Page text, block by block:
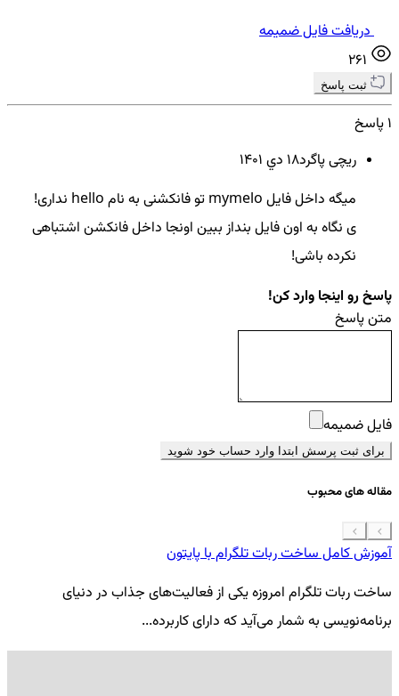
دریافت فایل ضمیمه
ثبت پاسخ
1 پاسخ
ریچی پاگرد18 دي ۱۴۰۱
میگه داخل فایل mymelo تو فانکشنی به نام hello نداری!
ی نگاه به اون فایل بنداز ببین اونجا داخل فانکشن اشتباهی
نکرده باشی!
پاسخ رو اینجا وارد کن!
متن پاسخ
فایل ضمیمه
برای ثبت پرسش ابتدا وارد حساب خود شوید
مقاله های محبوب
آموزش کامل ساخت ربات تلگرام با پایتون
ساخت ربات تلگرام امروزه یکی از فعالیت‌های جذاب در دنیای
برنامه‌نویسی به شمار می‌آید که دارای کاربرده...